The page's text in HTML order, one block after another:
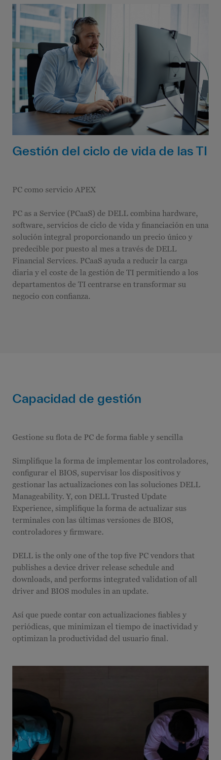
Gestión del ciclo de vida de las TI
PC como servicio APEX
PC as a Service (PCaaS) de DELL combina hardware,
software, servicios de ciclo de vida y financiación en una
solución integral proporcionando un precio único y
predecible por puesto al mes a través de DELL
Financial Services. PCaaS ayuda a reducir la carga
diaria y el coste de la gestión de TI permitiendo a los
departamentos de TI centrarse en transformar su
negocio con confianza.
Capacidad de gestión
Gestione su flota de PC de forma fiable y sencilla
Simplifique la forma de implementar los controladores,
configurar el BIOS, supervisar los dispositivos y
gestionar las actualizaciones con las soluciones DELL
Manageability. Y, con DELL Trusted Update
Experience, simplifique la forma de actualizar sus
terminales con las últimas versiones de BIOS,
controladores y firmware.
DELL is the only one of the top five PC vendors that
publishes a device driver release schedule and
downloads, and performs integrated validation of all
driver and BIOS modules in an update.
Así que puede contar con actualizaciones fiables y
periódicas, que minimizan el tiempo de inactividad y
optimizan la productividad del usuario final.